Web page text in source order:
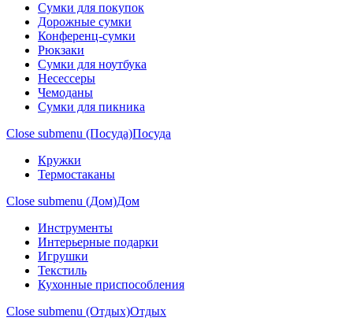
Сумки для покупок
Дорожные сумки
Конференц-сумки
Рюкзаки
Сумки для ноутбука
Несессеры
Чемоданы
Сумки для пикника
Close submenu (Посуда)Посуда
Кружки
Термостаканы
Close submenu (Дом)Дом
Инструменты
Интерьерные подарки
Игрушки
Текстиль
Кухонные приспособления
Close submenu (Отдых)Отдых